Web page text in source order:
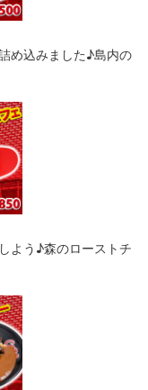
め込みました♪島内の
よう♪森のローストチ